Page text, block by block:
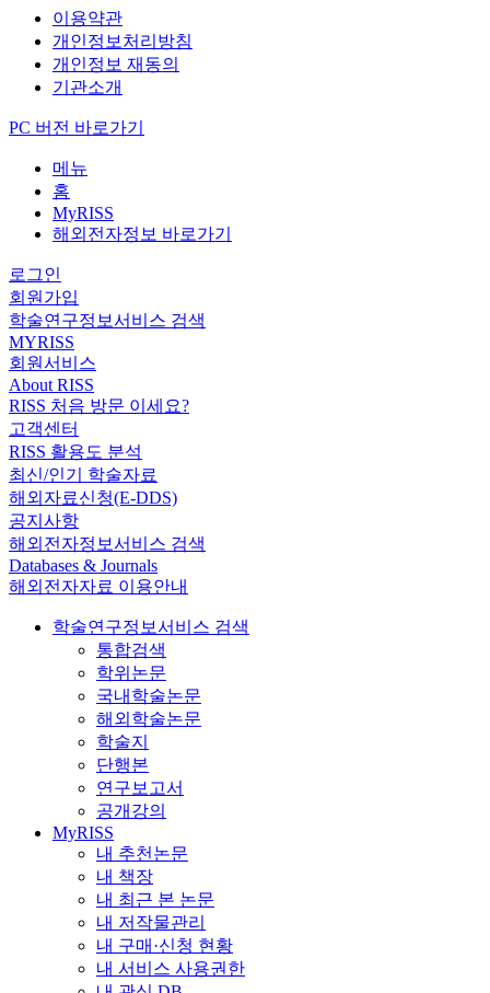
이용약관
개인정보처리방침
개인정보 재동의
기관소개
PC 버전 바로가기
메뉴
홈
MyRISS
해외전자정보 바로가기
로그인
회원가입
학술연구정보서비스 검색
MYRISS
회원서비스
About RISS
RISS 처음 방문 이세요?
고객센터
RISS 활용도 분석
최신/인기 학술자료
해외자료신청(E-DDS)
공지사항
해외전자정보서비스 검색
Databases & Journals
해외전자자료 이용안내
학술연구정보서비스 검색
통합검색
학위논문
국내학술논문
해외학술논문
학술지
단행본
연구보고서
공개강의
MyRISS
내 추천논문
내 책장
내 최근 본 논문
내 저작물관리
내 구매·신청 현황
내 서비스 사용권한